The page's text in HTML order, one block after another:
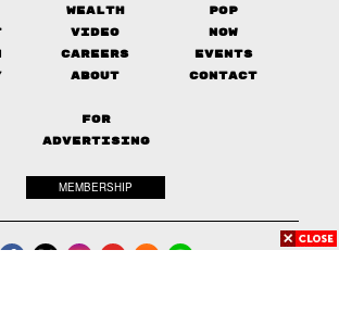
Wealth
Pop
Video
Now
Careers
Events
About Contact
FOR
ADVERTISING
MEMBERSHIP